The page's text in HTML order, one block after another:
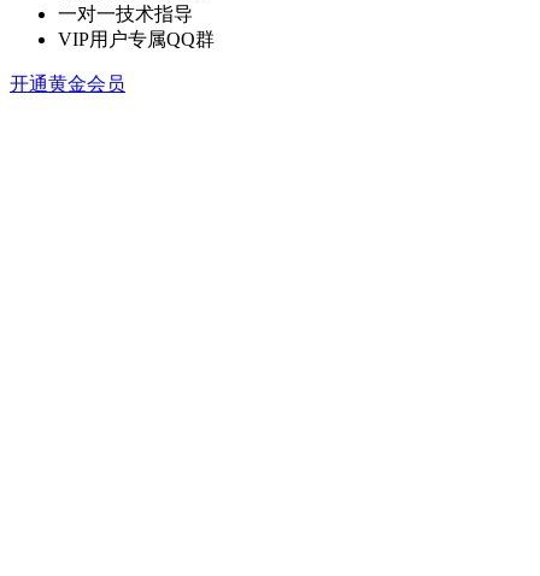
一对一技术指导
VIP用户专属QQ群
开通黄金会员